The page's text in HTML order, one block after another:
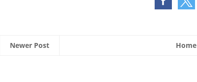
Newer Post Home